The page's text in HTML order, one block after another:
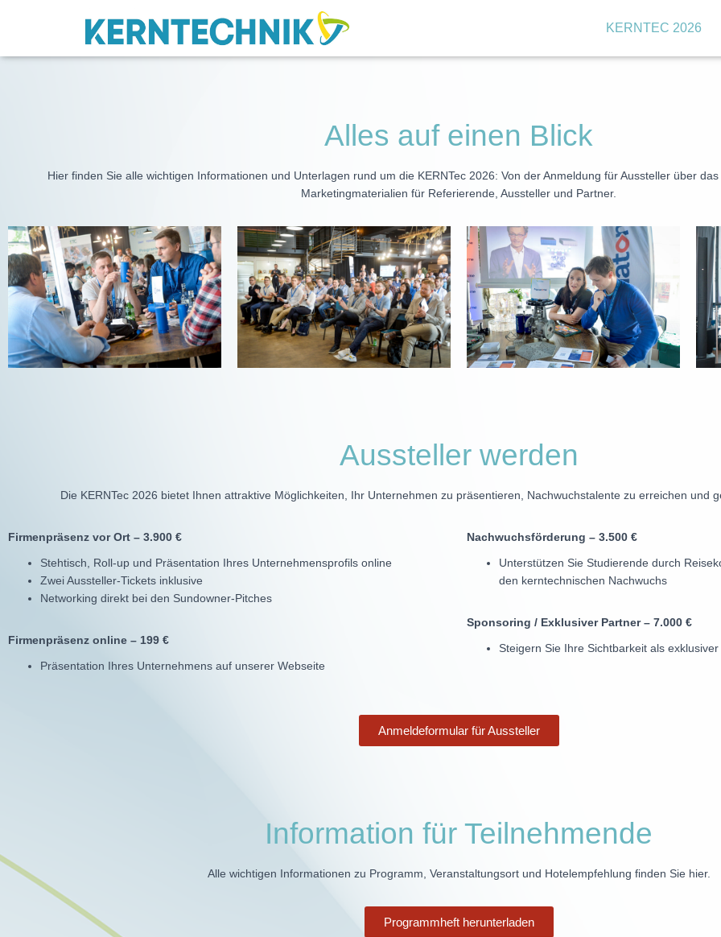
KERNTEC 2026
Alles auf einen Blick
Hier finden Sie alle wichtigen Informationen und Unterlagen rund um die KERNTec 2026: Von der Anmeldung für Aussteller über
Marketingmaterialien für Referierende, Aussteller und Partner.
Aussteller werden
Die KERNTec 2026 bietet Ihnen attraktive Möglichkeiten, Ihr Unternehmen zu präsentieren, Nachwuchstalente zu erreichen und
Firmenpräsenz vor Ort – 3.900 €
Stehtisch, Roll-up und Präsentation Ihres Unternehmensprofils online
Zwei Aussteller-Tickets inklusive
Networking direkt bei den Sundowner-Pitches
Firmenpräsenz online – 199 €
Präsentation Ihres Unternehmens auf unserer Webseite
Nachwuchsförderung – 3.500 €
Unterstützen Sie Studierende durch
den kerntechnischen Nachwuchs
Sponsoring / Exklusiver Partner – 7.000 €
Steigern Sie Ihre Sichtbarkeit als
Anmeldeformular für Aussteller
Information für Teilnehmende
Alle wichtigen Informationen zu Programm, Veranstaltungsort und Hotelempfehlung finden Sie hier.
Programmheft herunterladen